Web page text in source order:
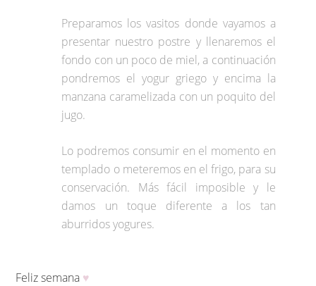
Preparamos los vasitos donde vayamos a
presentar nuestro postre y llenaremos el
fondo con un poco de miel, a continuación
pondremos el yogur griego y encima la
manzana caramelizada con un poquito del
jugo.
Lo podremos consumir en el momento en
templado o meteremos en el frigo, para su
conservación. Más fácil imposible y le
damos un toque diferente a los tan
aburridos yogures.
Feliz semana ♥